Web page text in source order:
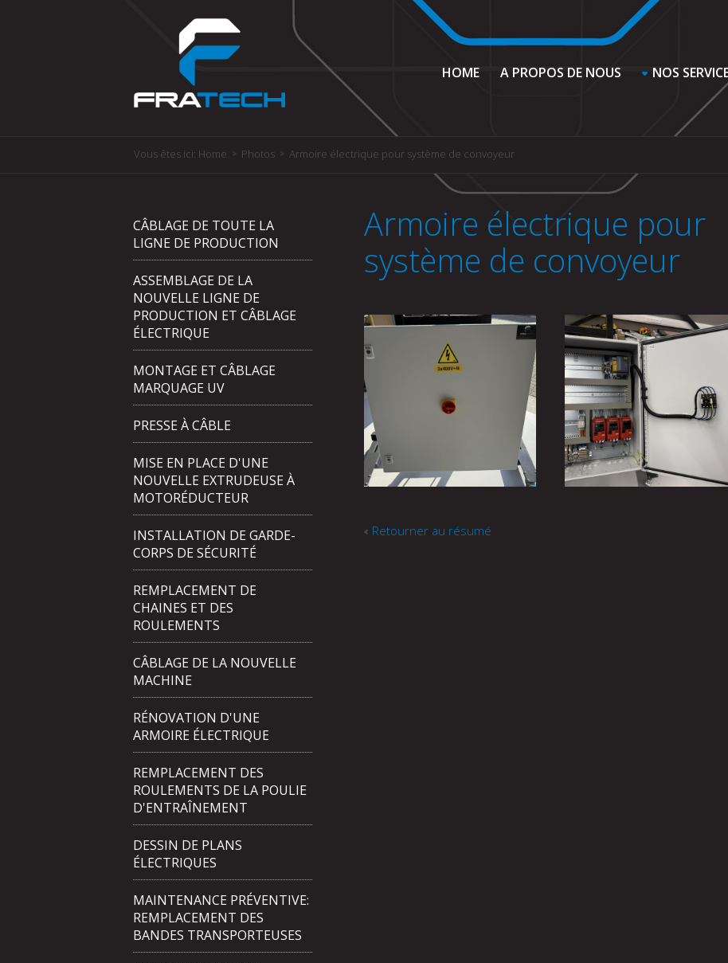
HOME A PROPOS DE NOUS NOS
Vous êtes ici: Home Photos Armoire électrique pour système de convoyeur
CÂBLAGE DE TOUTE LA
LIGNE DE PRODUCTION
ASSEMBLAGE DE LA
NOUVELLE LIGNE DE
PRODUCTION ET CÂBLAGE
ÉLECTRIQUE
MONTAGE ET CÂBLAGE
MARQUAGE UV
PRESSE À CÂBLE
MISE EN PLACE D'UNE
NOUVELLE EXTRUDEUSE À
MOTORÉDUCTEUR
INSTALLATION DE GARDE-
CORPS DE SÉCURITÉ
REMPLACEMENT DE
CHAINES ET DES
ROULEMENTS
CÂBLAGE DE LA NOUVELLE
MACHINE
RÉNOVATION D'UNE
ARMOIRE ÉLECTRIQUE
REMPLACEMENT DES
ROULEMENTS DE LA POULIE
D'ENTRAÎNEMENT
DESSIN DE PLANS
ÉLECTRIQUES
MAINTENANCE PRÉVENTIVE:
REMPLACEMENT DES
BANDES TRANSPORTEUSES
Armoire électrique pour
système de convoyeur
Retourner au résumé